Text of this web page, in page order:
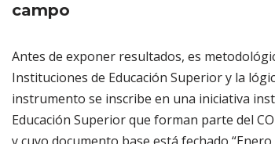
campo
Antes de exponer resultados, es
Instituciones de Educación Superior y la
instrumento se inscribe en una iniciativa
Educación Superior que forman parte del